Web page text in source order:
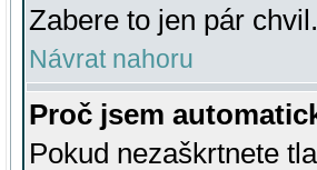
Zabere to jen pár chvil.
Návrat nahoru
Proč jsem
Pokud nezaškrtnete